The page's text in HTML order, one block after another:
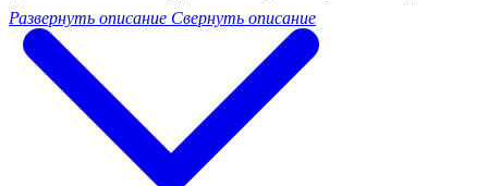
Развернуть описание Свернуть описание